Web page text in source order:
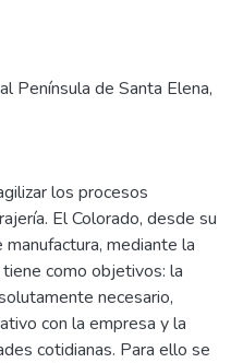
Península de Santa Elena,
los procesos
El Colorado, desde su
mediante la
como objetivos: la
necesario,
con la empresa y la
cotidianas. Para ello se